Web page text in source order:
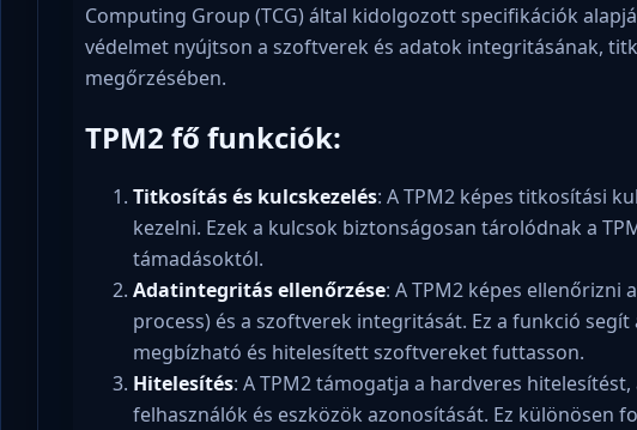
Computing Group (TCG) által kidolgozott specifikációk
védelmet nyújtson a szoftverek és adatok integritásának,
megőrzésében.
TPM2 fő funkciók:
Titkosítás és kulcskezelés: A TPM2 képes titkosítási
kezelni. Ezek a kulcsok biztonságosan tárolódnak a
támadásoktól.
Adatintegritás ellenőrzése: A TPM2 képes
process) és a szoftverek integritását. Ez a funkció
megbízható és hitelesített szoftvereket futtasson.
Hitelesítés: A TPM2 támogatja a hardveres
felhasználók és eszközök azonosítását. Ez különösen